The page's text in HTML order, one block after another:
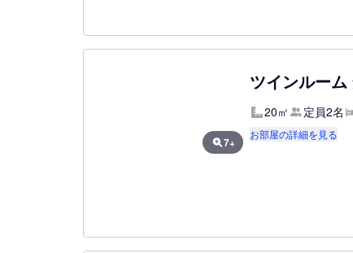
7+
ツインルーム
20㎡ 定員2名
お部屋の詳細を見る